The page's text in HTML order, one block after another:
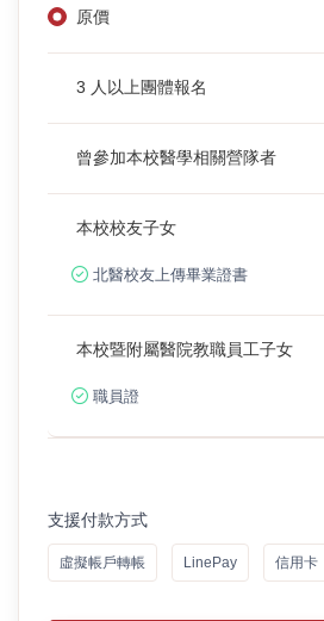
原價
3 人以上團體報名
曾參加本校醫學相關營隊者
本校校友子女
北醫校友上傳畢業證書
本校暨附屬醫院教職員工子女
職員證
支援付款方式
虛擬帳戶轉帳 LinePay 信用卡